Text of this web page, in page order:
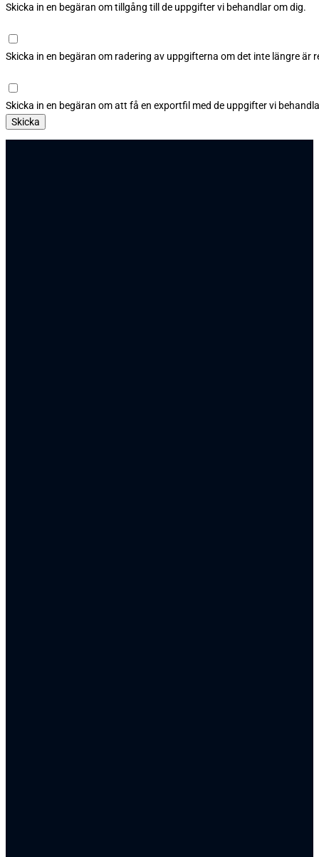
Skicka in en begäran om tillgång till de uppgifter vi behandlar om dig.
Skicka in en begäran om radering av uppgifterna om det inte längre är
Skicka in en begäran om att få en exportfil med de uppgifter vi